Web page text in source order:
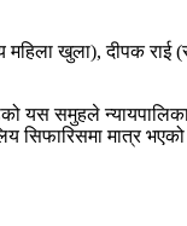
महिला खुला), दीपक
यस समुहले
सिफारिसमा मात्र